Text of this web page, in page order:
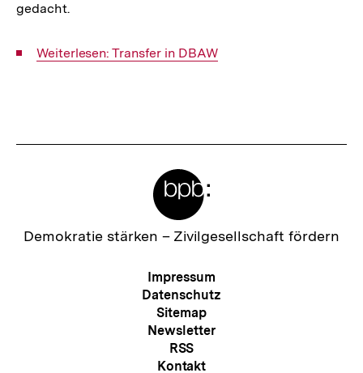
gedacht.
Interner
Weiterlesen: Transfer in DBAW
Zur
Demokratie stärken – Zivilgesellschaft fördern
Meta-
Navigation
Impressum
Datenschutz
Sitemap
Newsletter
RSS
Kontakt